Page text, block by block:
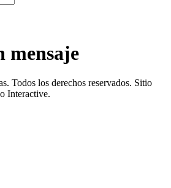
mensaje
Todos los derechos reservados. Sitio
Interactive.